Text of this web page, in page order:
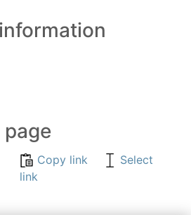
Copy link
Select
link